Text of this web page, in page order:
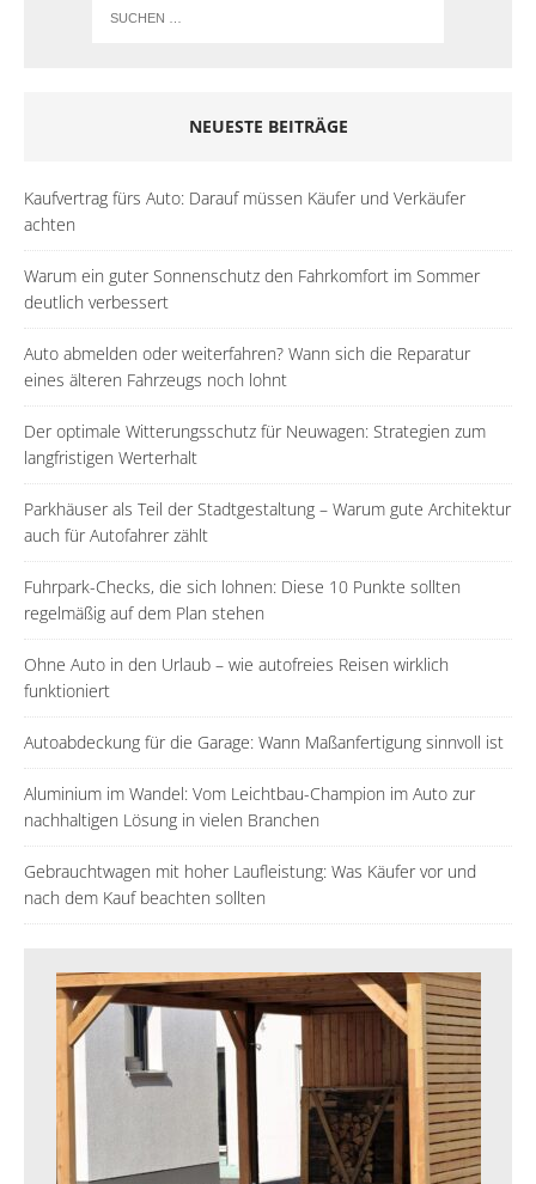
NEUESTE BEITRÄGE
Kaufvertrag fürs Auto: Darauf müssen Käufer und Verkäufer
achten
Warum ein guter Sonnenschutz den Fahrkomfort im Sommer
deutlich verbessert
Auto abmelden oder weiterfahren? Wann sich die Reparatur
eines älteren Fahrzeugs noch lohnt
Der optimale Witterungsschutz für Neuwagen: Strategien zum
langfristigen Werterhalt
Parkhäuser als Teil der Stadtgestaltung – Warum gute Architektur
auch für Autofahrer zählt
Fuhrpark-Checks, die sich lohnen: Diese 10 Punkte sollten
regelmäßig auf dem Plan stehen
Ohne Auto in den Urlaub – wie autofreies Reisen wirklich
funktioniert
Autoabdeckung für die Garage: Wann Maßanfertigung sinnvoll ist
Aluminium im Wandel: Vom Leichtbau-Champion im Auto zur
nachhaltigen Lösung in vielen Branchen
Gebrauchtwagen mit hoher Laufleistung: Was Käufer vor und
nach dem Kauf beachten sollten